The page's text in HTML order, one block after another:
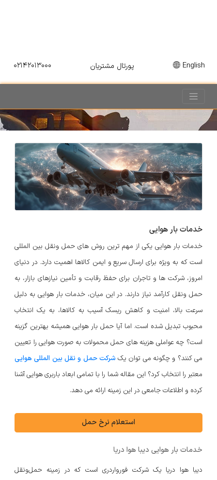
English پورتال مشتریان ۰۲۱۴۲۰۱۳۰۰۰
خدمات بار هوایی
خدمات بار هوایی یکی از مهم ترین روش های حمل ونقل بین المللی
است که به ویژه برای ارسال سریع و ایمن کالاها اهمیت دارد. در دنیای
امروز، شرکت ها و تاجران برای حفظ رقابت و تأمین نیازهای بازار، به
حمل ونقل کارآمد نیاز دارند. در این میان، خدمات بار هوایی به دلیل
سرعت بالا، امنیت و کاهش ریسک آسیب به کالاها، به یک انتخاب
محبوب تبدیل شده است. اما آیا حمل بار هوایی همیشه بهترین گزینه
است؟ چه عواملی هزینه های حمل محمولات به صورت هوایی را تعیین
می کنند؟ و چگونه می توان یک شرکت حمل و نقل بین المللی هوایی
معتبر را انتخاب کرد؟ این مقاله شما را با تمامی ابعاد باربری هوایی آشنا
کرده و اطلاعات جامعی در این زمینه ارائه می دهد.
استعلام نرخ حمل
خدمات بار هوایی دیبا هوا دریا
دیبا هوا دریا یک شرکت فورواردری است که در زمینه حمل‌ونقل